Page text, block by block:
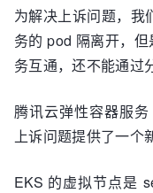
为解决上诉问题，我
务的 pod 隔离开，
务互通，还不能通过
腾讯云弹性容器服
上诉问题提供了一个
EKS 的虚拟节点是